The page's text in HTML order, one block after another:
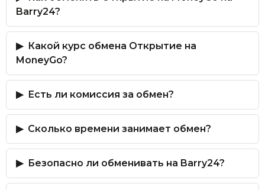
Barry24?
Какой курс обмена Открытие на
MoneyGo?
Есть ли комиссия за обмен?
Сколько времени занимает обмен?
Безопасно ли обменивать на Barry24?